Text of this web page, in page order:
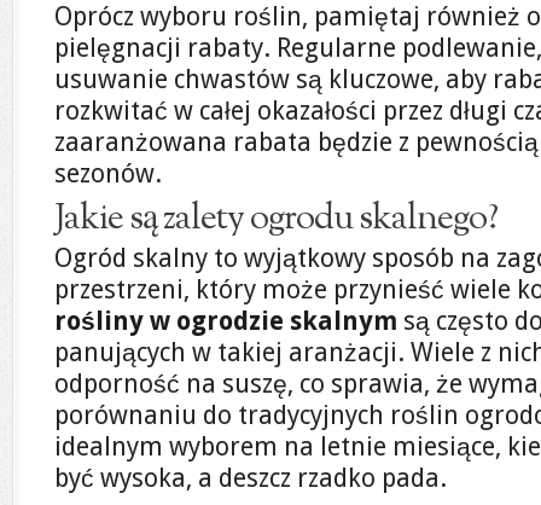
Oprócz wyboru roślin, pamiętaj również
pielęgnacji rabaty. Regularne
usuwanie chwastów są kluczowe, aby
rozkwitać w całej okazałości przez długi
zaaranżowana rabata będzie z
sezonów.
Jakie są zalety ogrodu skalnego?
Ogród skalny to wyjątkowy sposób na
przestrzeni, który może przynieść wiele
rośliny w ogrodzie skalnym są często
panujących w takiej aranżacji. Wiele z
odporność na suszę, co sprawia, że
porównaniu do tradycyjnych roślin
idealnym wyborem na letnie miesiące,
być wysoka, a deszcz rzadko pada.